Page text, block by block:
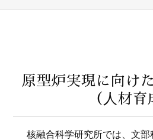
原型炉実現に向け
（⼈材育
核融合科学研究所では、文